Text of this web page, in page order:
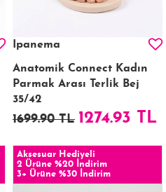
Ipanema
Anatomik Connect Kadın
Parmak Arası Terlik Bej
35/42
1699.90 TL 1274.93 TL
Aksesuar Hediyeli
2 Ürüne %20 İndirim
3+ Ürüne %30 İndirim